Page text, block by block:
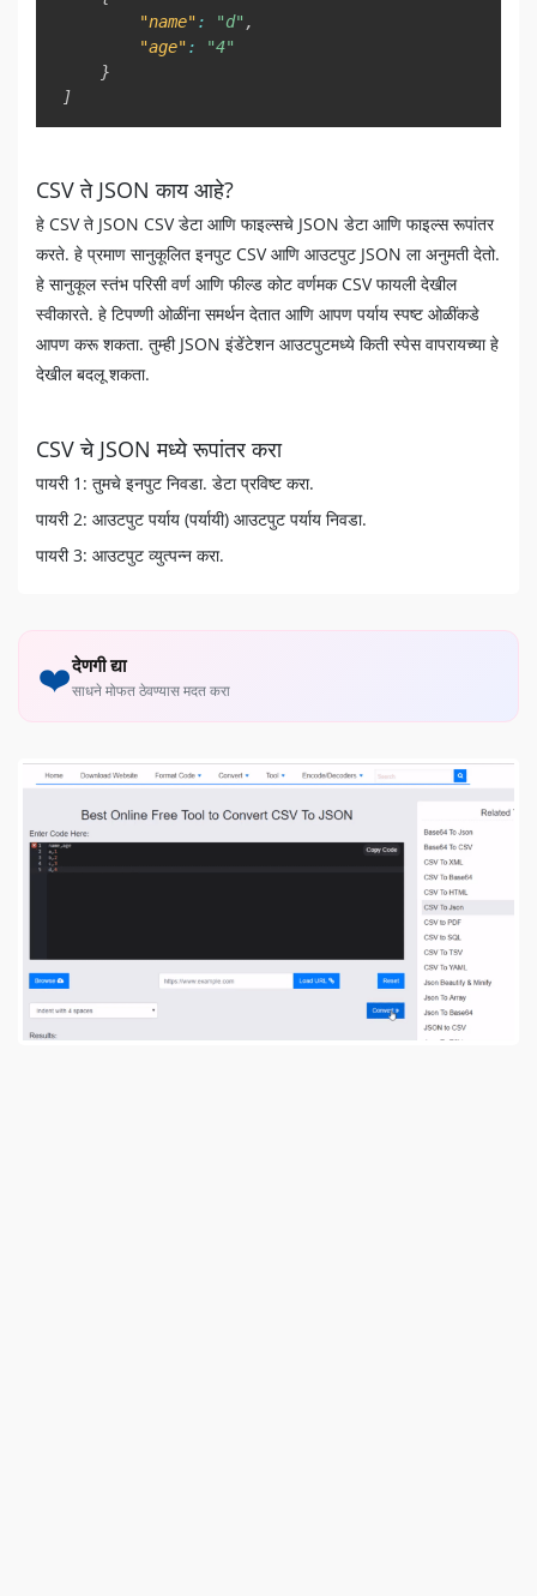
"name": "d" ,
"age":
"4"
}
]
CSV ते JSON काय आहे?
हे CSV ते JSON CSV डेटा आणि फाइल्सचे JSON डेटा आणि फाइल्स रूपांतर
करते. हे प्रमाण सानुकूलित इनपुट CSV आणि आउटपुट JSON ला अनुमती देतो.
हे सानुकूल स्तंभ परिसी वर्ण आणि फील्ड कोट वर्णमक CSV फायली देखील
स्वीकारते. हे टिपण्णी ओळींना समर्थन देतात आणि आपण पर्याय स्पष्ट ओळींकडे
आपण करू शकता. तुम्ही JSON इंडेंटेशन आउटपुटमध्ये किती स्पेस वापरायच्या हे
देखील बदलू शकता.
CSV चे JSON मध्ये रूपांतर करा
पायरी 1: तुमचे इनपुट निवडा. डेटा प्रविष्ट करा.
पायरी 2: आउटपुट पर्याय (पर्यायी) आउटपुट पर्याय निवडा.
पायरी 3: आउटपुट व्युत्पन्न करा.
❤️देणगी द्या
साधने मोफत ठेवण्यास मदत करा